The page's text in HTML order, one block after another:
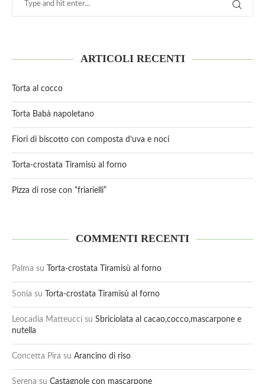
ARTICOLI RECENTI
Torta al cocco
Torta Babà napoletano
Fiori di biscotto con composta d’uva e noci
Torta-crostata Tiramisù al forno
Pizza di rose con “friarielli”
COMMENTI RECENTI
Palma su Torta-crostata Tiramisù al forno
Sonia su Torta-crostata Tiramisù al forno
Leocadia Matteucci su Sbriciolata al cacao,cocco,mascarpone e
nutella
Concetta Pira su Arancino di riso
Serena su Castagnole con mascarpone